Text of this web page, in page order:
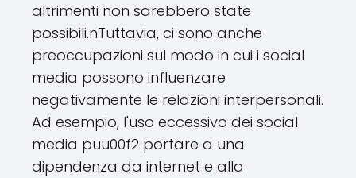
altrimenti non sarebbero state
possibili.nTuttavia, ci sono anche
preoccupazioni sul modo in cui i social
media possono influenzare
negativamente le relazioni interpersonali.
Ad esempio, l'uso eccessivo dei social
media puu00f2 portare a una
dipendenza da internet e alla